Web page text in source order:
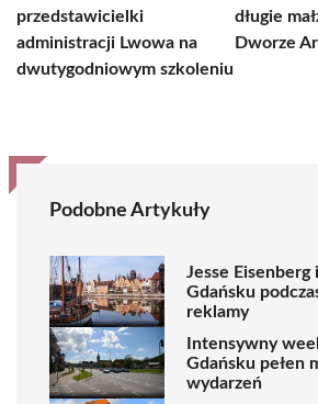
przedstawicielki
administracji Lwowa na
dwutygodniowym szkoleniu
długie
Dworze
Podobne Artykuły
Jesse
Gdańsku
reklamy
Intensywny
Gdańsku pełen
wydarzeń